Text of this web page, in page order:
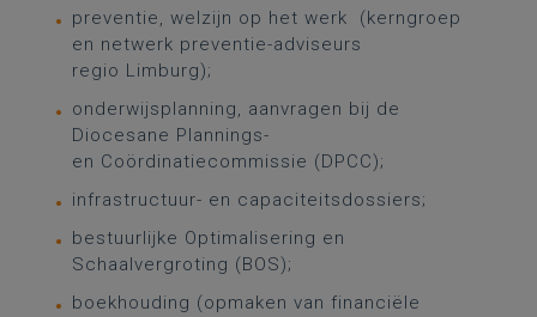
preventie, welzijn op het werk (kerngroep
en netwerk preventie-adviseurs
regio Limburg);
onderwijsplanning, aanvragen bij de
Diocesane Plannings-
en Coördinatiecommissie (DPCC);
infrastructuur- en capaciteitsdossiers;
bestuurlijke Optimalisering en
Schaalvergroting (BOS);
boekhouding (opmaken van financiële